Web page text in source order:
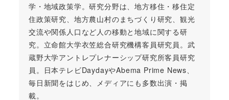
学・地域政策学。研究分野は、地方移住・移住定
住政策研究、地方農山村のまちづくり研究、観光
交流や関係人口など人の移動と地域に関する研
究。立命館大学衣笠総合研究機構客員研究員。武
蔵野大学アントレプレナーシップ研究所客員研究
員。日本テレビDaydayやAbema Prime News、
毎日新聞をはじめ、メディアにも多数出演・掲
載。